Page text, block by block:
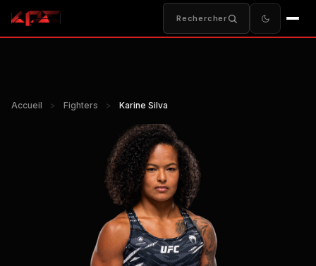
Rechercher
Accueil > Fighters > Karine Silva